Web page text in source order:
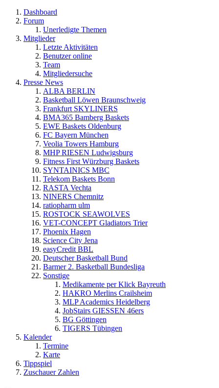
Dashboard
Forum
Unerledigte Themen
Mitglieder
Letzte Aktivitäten
Benutzer online
Team
Mitgliedersuche
Presse News
ALBA BERLIN
Basketball Löwen Braunschweig
Frankfurt SKYLINERS
BMA365 Bamberg Baskets
EWE Baskets Oldenburg
FC Bayern München
Veolia Towers Hamburg
MHP RIESEN Ludwigsburg
Fitness First Würzburg Baskets
SYNTAINICS MBC
Telekom Baskets Bonn
RASTA Vechta
NINERS Chemnitz
ratiopharm ulm
ROSTOCK SEAWOLVES
VET-CONCEPT Gladiators Trier
Phoenix Hagen
Science City Jena
easyCredit BBL
Deutscher Basketball Bund
Barmer 2. Basketball Bundesliga
Sonstige
Medikamente per Klick Bayreuth
HAKRO Merlins Crailsheim
MLP Academics Heidelberg
JobStairs GIESSEN 46ers
BG Göttingen
TIGERS Tübingen
Kalender
Termine
Karte
Tippspiel
Zuschauer Zahlen